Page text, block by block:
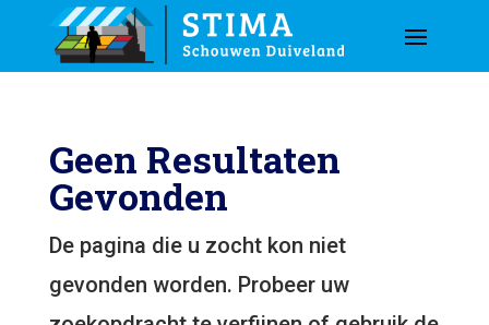
Geen Resultaten
Gevonden
De pagina die u zocht kon niet
gevonden worden. Probeer uw